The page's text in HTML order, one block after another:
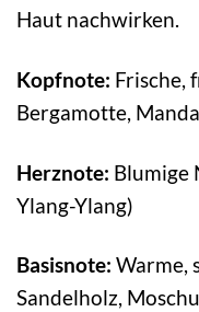
Haut nachwirken.
Kopfnote: Frische,
Bergamotte,
Herznote: Blumige
Ylang-Ylang)
Basisnote: Warme,
Sandelholz,